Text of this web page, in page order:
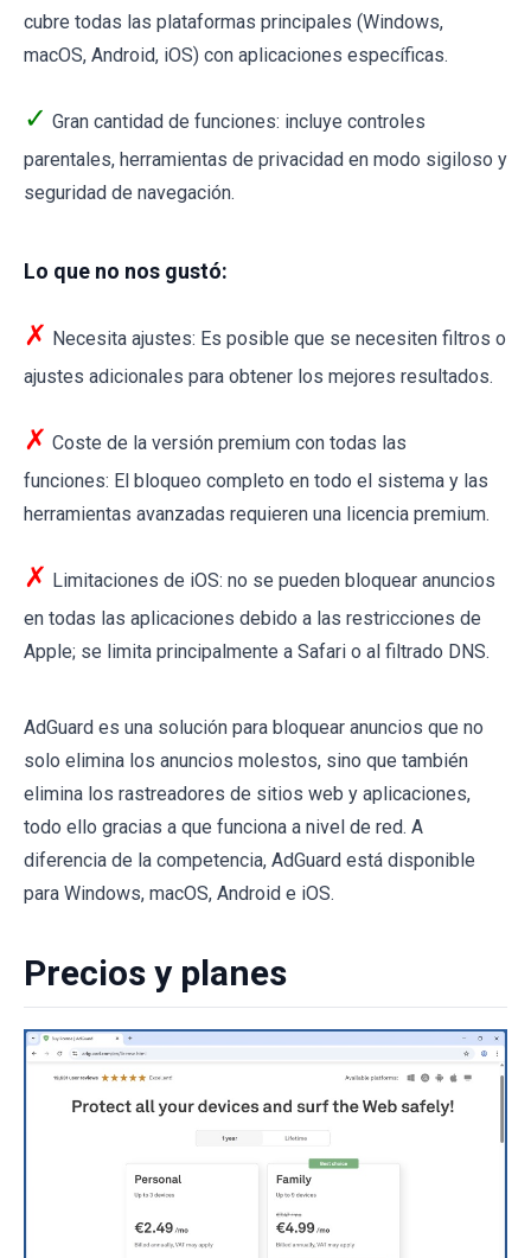
cubre todas las plataformas principales (Windows,
macOS, Android, iOS) con aplicaciones específicas.
✓ Gran cantidad de funciones: incluye controles
parentales, herramientas de privacidad en modo sigiloso y
seguridad de navegación.
Lo que no nos gustó:
✗ Necesita ajustes: Es posible que se necesiten filtros o
ajustes adicionales para obtener los mejores resultados.
✗ Coste de la versión premium con todas las
funciones: El bloqueo completo en todo el sistema y las
herramientas avanzadas requieren una licencia premium.
✗ Limitaciones de iOS: no se pueden bloquear anuncios
en todas las aplicaciones debido a las restricciones de
Apple; se limita principalmente a Safari o al filtrado DNS.
AdGuard es una solución para bloquear anuncios que no
solo elimina los anuncios molestos, sino que también
elimina los rastreadores de sitios web y aplicaciones,
todo ello gracias a que funciona a nivel de red. A
diferencia de la competencia, AdGuard está disponible
para Windows, macOS, Android e iOS.
Precios y planes